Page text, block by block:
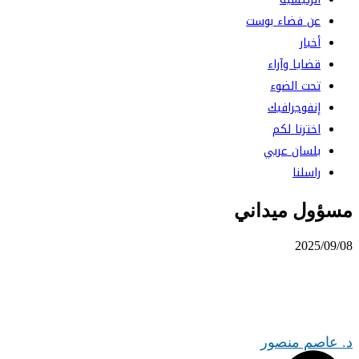
عن فضاء بوست
أخبار
قضايا وآراء
تحت الضوء
إنفوجرافيك
اخترنا لكم
بلسان عربي
راسلنا
مسؤول ميداني
⠀ 2025/09/08
د. عاصم منصور